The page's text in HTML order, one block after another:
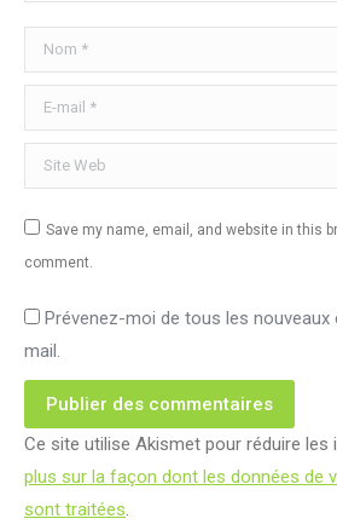
Nom *
E-mail *
Site Web
Save my name, email, and website in this
comment.
Prévenez-moi de tous les
mail.
Publier des commentaires
Ce site utilise Akismet pour réduire les
plus sur la façon dont les données de
sont traitées.